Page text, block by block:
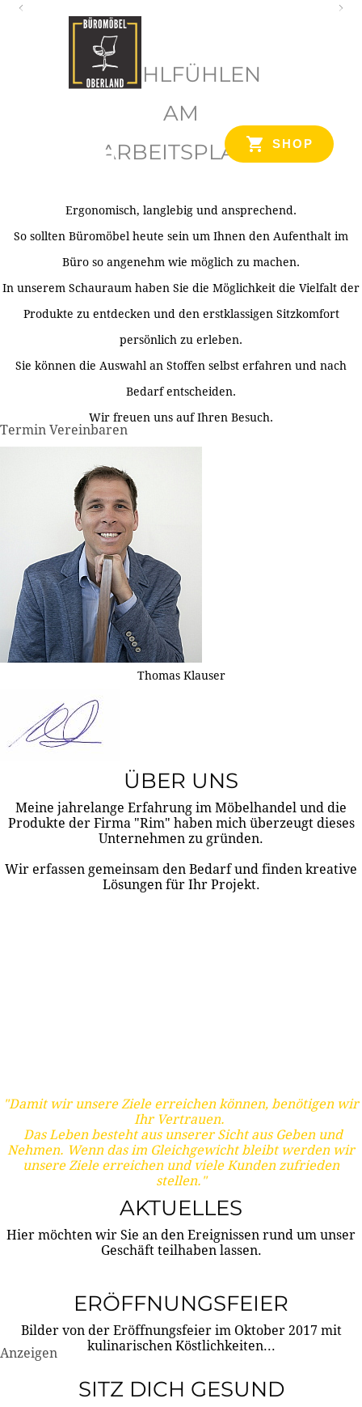
SHOP
WOHLFÜHLEN
AM
ARBEITSPLATZ
Ergonomisch, langlebig und ansprechend.
So sollten Büromöbel heute sein um Ihnen den Aufenthalt im
Büro so angenehm wie möglich zu machen.
In unserem Schauraum haben Sie die Möglichkeit die Vielfalt der
Produkte zu entdecken und den erstklassigen Sitzkomfort
persönlich zu erleben.
Sie können die Auswahl an Stoffen selbst erfahren und nach
Bedarf entscheiden.
Wir freuen uns auf Ihren Besuch.
Termin Vereinbaren
Thomas Klauser
ÜBER UNS
Meine jahrelange Erfahrung im Möbelhandel und die
Produkte der Firma "Rim" haben mich überzeugt dieses
Unternehmen zu gründen.
Wir erfassen gemeinsam den Bedarf und finden kreative
Lösungen für Ihr Projekt.
"Damit wir unsere Ziele erreichen können, benötigen wir
Ihr Vertrauen.
Das Leben besteht aus unserer Sicht aus Geben und
Nehmen. Wenn das im Gleichgewicht bleibt werden wir
unsere Ziele erreichen und viele Kunden zufrieden
stellen."
AKTUELLES
Hier möchten wir Sie an den Ereignissen rund um unser
Geschäft teilhaben lassen.
ERÖFFNUNGSFEIER
Bilder von der Eröffnungsfeier im Oktober 2017 mit
kulinarischen Köstlichkeiten...
Anzeigen
SITZ DICH GESUND